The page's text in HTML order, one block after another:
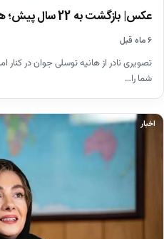
عکس| بازگشت به 22 سال پیش؛ هانیه توسلی با لباس عروس کنار…
۶ ماه قبل
شما را…
اخبار